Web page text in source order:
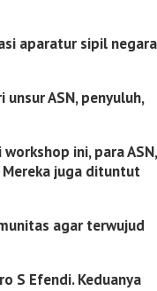
aparatur sipil negara
ASN, penyuluh,
ini, para ASN,
Mereka juga dituntut
agar terwujud
S Efendi. Keduanya